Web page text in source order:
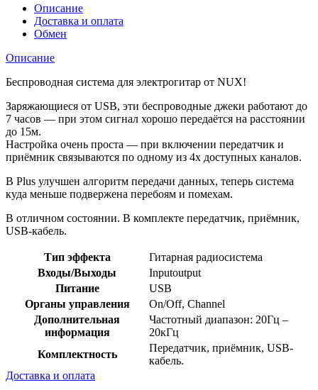
Описание
Доставка и оплата
Обмен
Описание
Беспроводная система для электрогитар от NUX!
Заряжающиеся от USB, эти беспроводные джеки работают до
7 часов — при этом сигнал хорошо передаётся на расстоянии
до 15м.
Настройка очень проста — при включении передатчик и
приёмник связываются по одному из 4х доступных каналов.
В Plus улучшен алгоритм передачи данных, теперь система
куда меньше подвержена перебоям и помехам.
В отличном состоянии. В комплекте передатчик, приёмник,
USB-кабель.
Тип эффекта
Гитарная радиосистема
Входы/Выходы
Inputoutput
Питание
USB
Органы управления
On/Off, Channel
Дополнительная
информация
Частотный диапазон: 20Гц –
20кГц
Комплектность
Передатчик, приёмник, USB-
кабель.
Доставка и оплата